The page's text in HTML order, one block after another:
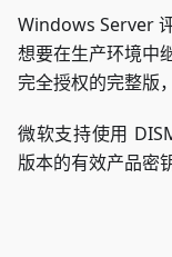
Windows Server
想要在生产环境中
完全授权的完整版
微软支持使用
版本的有效产品密钥